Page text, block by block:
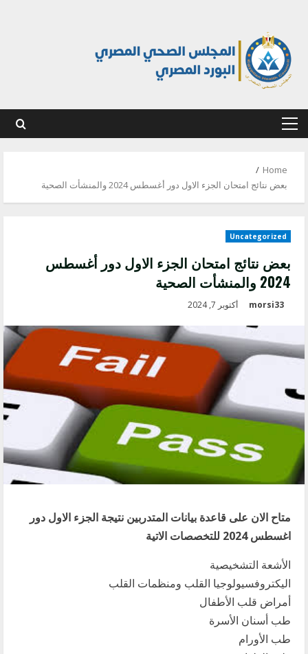
Primary
Home
بعض نتائج امتحان الجزء الاول دور أغسطس 2024 والمنشأت الصحية
Uncategorized
بعض نتائج امتحان الجزء الاول دور أغسطس
2024 والمنشأت الصحية
morsi33 أكتوبر 7, 2024
متاح الان على قاعدة بيانات المتدربين نتيجة الجزء الاول دور
اغسطس 2024 للتخصصات الاتية
الأشعة التشخيصية
اليكتروفسيولوجيا القلب ومنظمات القلب
أمراض قلب الأطفال
طب أسنان الأسرة
طب الأورام